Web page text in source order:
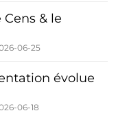
& le
06-25
évolue
06-18